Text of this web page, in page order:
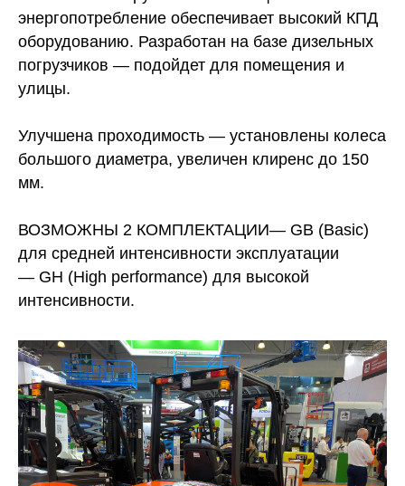
энергопотребление обеспечивает высокий КПД
оборудованию. Разработан на базе дизельных
погрузчиков — подойдет для помещения и
улицы.
Улучшена проходимость — установлены колеса
большого диаметра, увеличен клиренс до 150
мм.
ВОЗМОЖНЫ 2 КОМПЛЕКТАЦИИ— GB (Basic)
для средней интенсивности экcплуатации
— GH (High performance) для высокой
интенсивности.